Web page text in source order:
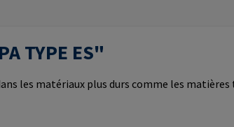
TYPE ES"
les matériaux plus durs comme les